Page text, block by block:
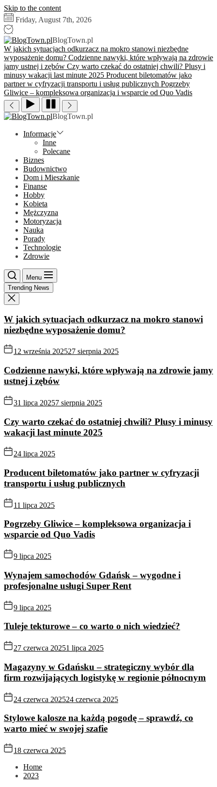
Skip to the content
Friday, August 7th, 2026
BlogTown.pl
W jakich sytuacjach odkurzacz na mokro stanowi niezbędne
wyposażenie domu? Codzienne nawyki, które wpływają na zdrowie
jamy ustnej i zębów Czy warto czekać do ostatniej chwili? Plusy i
minusy wakacji last minute 2025 Producent biletomatów jako
partner w cyfryzacji transportu i usług publicznych Pogrzeby
Gliwice – kompleksowa organizacja i wsparcie od Quo Vadis
BlogTown.pl
Informacje
Inne
Polecane
Biznes
Budownictwo
Dom i Mieszkanie
Finanse
Hobby
Kobieta
Mężczyzna
Motoryzacja
Nauka
Porady
Technologie
Zdrowie
Menu
Trending News
W jakich sytuacjach odkurzacz na mokro stanowi
niezbędne wyposażenie domu?
12 września 202527 sierpnia 2025
Codzienne nawyki, które wpływają na zdrowie jamy
ustnej i zębów
31 lipca 20257 sierpnia 2025
Czy warto czekać do ostatniej chwili? Plusy i minusy
wakacji last minute 2025
24 lipca 2025
Producent biletomatów jako partner w cyfryzacji
transportu i usług publicznych
11 lipca 2025
Pogrzeby Gliwice – kompleksowa organizacja i
wsparcie od Quo Vadis
9 lipca 2025
Wynajem samochodów Gdańsk – wygodne i
profesjonalne usługi Super Rent
9 lipca 2025
Tuleje tekturowe – co warto o nich wiedzieć?
27 czerwca 20251 lipca 2025
Magazyny w Gdańsku – strategiczny wybór dla
firm rozwijających logistykę w regionie północnym
24 czerwca 202524 czerwca 2025
Stylowe kalosze na każdą pogodę – sprawdź, co
warto mieć w swojej szafie
18 czerwca 2025
Home
2023